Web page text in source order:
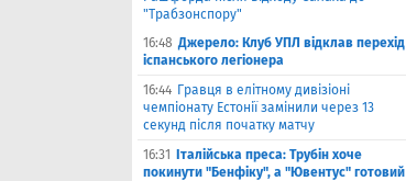
"Трабзонспору"
16:48 Джерело: Клуб УПЛ відклав перехід
іспанського легіонера
16:44 Гравця в елітному дивізіоні
чемпіонату Естонії замінили через 13
секунд після початку матчу
16:31
Італійська преса: Трубін хоче
покинути "Бенфіку", а "Ювентус" готовий